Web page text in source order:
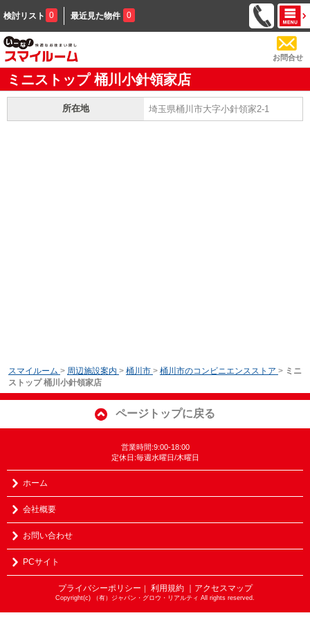
検討リスト 0 最近見た物件 0
お問合せ
ミニストップ 桶川小針領家店
所在地 埼玉県桶川市大字小針領家2-1
スマイルーム > 周辺施設案内 > 桶川市 > 桶川市のコンビニエンスストア > ミニ
ストップ 桶川小針領家店
ページトップに戻る
営業時間:9:00-18:00
定休日:毎週水曜日/木曜日
ホーム
会社概要
お問い合わせ
PCサイト
プライバシーポリシー ｜ 利用規約 ｜アクセスマップ
Copyright(c) （有）ジャパン・グロウ・リアルティ All rights reserved.